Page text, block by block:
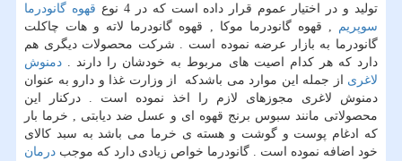
تولید و در اختیار عموم قرار داده است که در 4 نوع
قهوه گانودرما
سوپریم
, قهوه گانودرما موکا , قهوه گانودرما لاته و هات چاکلت
گانودرما به بازار عرضه نموده است . شرکت محصولات دیگری هم
دارد که هر کدام اصیت های مربوط به خودشان را دارند . دمنوش
لاغری از جمله این موارد می باشدکه از وزارت غذا و دارو به عنوان
دمنوش لاغری مجوزهای لازم را اخذ نموده است . درکنار این
محصولاتی مانند سبوس برنج قهوه ای و عسل ضد دیابتی , خرما بار
که ادغام پوست و گوشت و هسته ی خرما می باشد به سبد کالای
خود اضافه نموده است . گانودرما خواص زیادی دارد که موجب درمان